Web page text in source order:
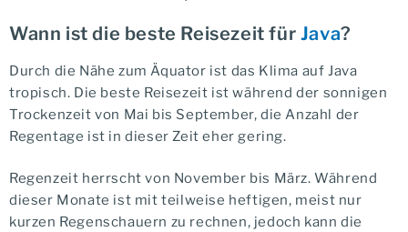
Wann ist die beste Reisezeit für Java?
Durch die Nähe zum Äquator ist das Klima auf Java
tropisch. Die beste Reisezeit ist während der sonnigen
Trockenzeit von Mai bis September, die Anzahl der
Regentage ist in dieser Zeit eher gering.
Regenzeit herrscht von November bis März. Während
dieser Monate ist mit teilweise heftigen, meist nur
kurzen Regenschauern zu rechnen, jedoch kann die